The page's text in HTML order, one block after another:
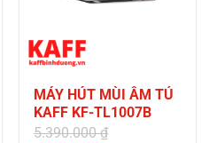
MÁY HÚT MÙI ÂM TỦ
KAFF KF-TL1007B
5.390.000₫